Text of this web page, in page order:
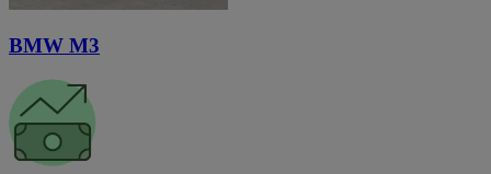
BMW M3